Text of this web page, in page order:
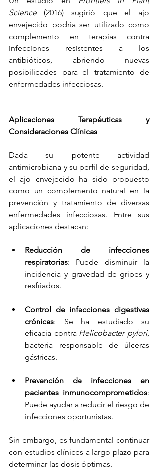
Science (2016) sugirió que el ajo
envejecido podría ser utilizado como
complemento en terapias contra
infecciones resistentes a los
antibióticos, abriendo nuevas
posibilidades para el tratamiento de
enfermedades infecciosas.
Aplicaciones Terapéuticas y
Consideraciones Clínicas
Dada su potente actividad
antimicrobiana y su perfil de seguridad,
el ajo envejecido ha sido propuesto
como un complemento natural en la
prevención y tratamiento de diversas
enfermedades infecciosas. Entre sus
aplicaciones destacan:
Reducción de infecciones
respiratorias: Puede disminuir la
incidencia y gravedad de gripes y
resfriados.
Control de infecciones digestivas
crónicas: Se ha estudiado su
eficacia contra Helicobacter pylori,
bacteria responsable de úlceras
gástricas.
Prevención de infecciones en
pacientes inmunocomprometidos:
Puede ayudar a reducir el riesgo de
infecciones oportunistas.
Sin embargo, es fundamental continuar
con estudios clínicos a largo plazo para
determinar las dosis óptimas.